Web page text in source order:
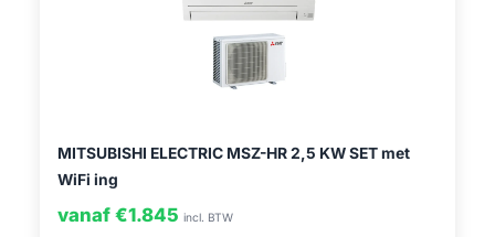
MITSUBISHI ELECTRIC MSZ-HR 2,5 KW SET met
WiFi ing
vanaf €1.845 incl. BTW